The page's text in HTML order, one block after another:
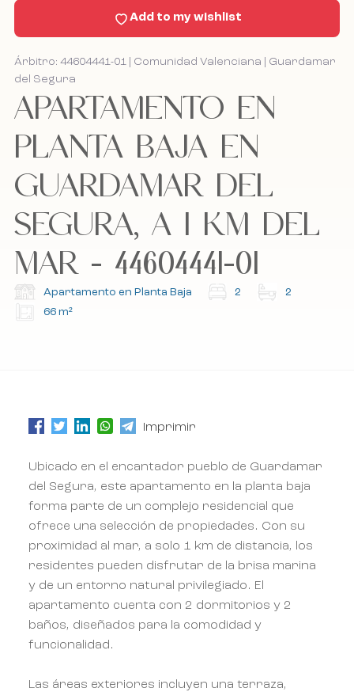
Contacto
Acepto la política de cookies, la política de
privacidad y los términos y condiciones.
Suscríbete a nuestro boletín.
Acepto la política de cookies, la política de
privacidad y los términos y condiciones.
Suscríbete a nuestro boletín.
Árbitro: 44604441-01 | Comunidad Valenciana | Guardamar
del Segura
APARTAMENTO EN
PLANTA BAJA EN
GUARDAMAR DEL
SEGURA, A 1 KM DEL
MAR - 44604441-01
Apartamento en Planta Baja 2
2
66 m²
Add to my wishlist
Imprimir
Ubicado en el encantador pueblo de Guardamar
del Segura, este apartamento en la planta baja
forma parte de un complejo residencial que
ofrece una selección de propiedades. Con su
proximidad al mar, a solo 1 km de distancia, los
residentes pueden disfrutar de la brisa marina
y de un entorno natural privilegiado. El
apartamento cuenta con 2 dormitorios y 2
baños, diseñados para la comodidad y
funcionalidad.
Las áreas exteriores incluyen una terraza,